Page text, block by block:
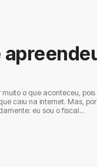
o que aconteceu, pois
caiu na internet. Mas, por
eu sou o fiscal...